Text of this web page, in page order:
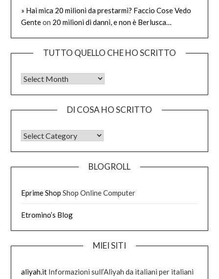
» Hai mica 20 milioni da prestarmi? Faccio Cose Vedo
Genteon 20 milioni di danni, e non è Berlusca…
TUTTO QUELLO CHE HO SCRITTO
Tutto quello che ho scritto
DI COSA HO SCRITTO
DI COSA HO SCRITTO
BLOGROLL
Eprime Shop Shop Online Computer
Etromino’s Blog
MIEI SITI
aliyah.it Informazioni sull’Aliyah da italiani per italiani